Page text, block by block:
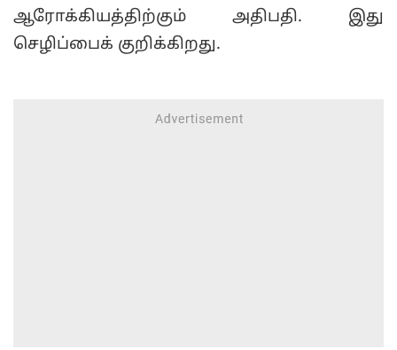
ஆரோக்கியத்திற்கும் அதிபதி. இது
செழிப்பைக் குறிக்கிறது.